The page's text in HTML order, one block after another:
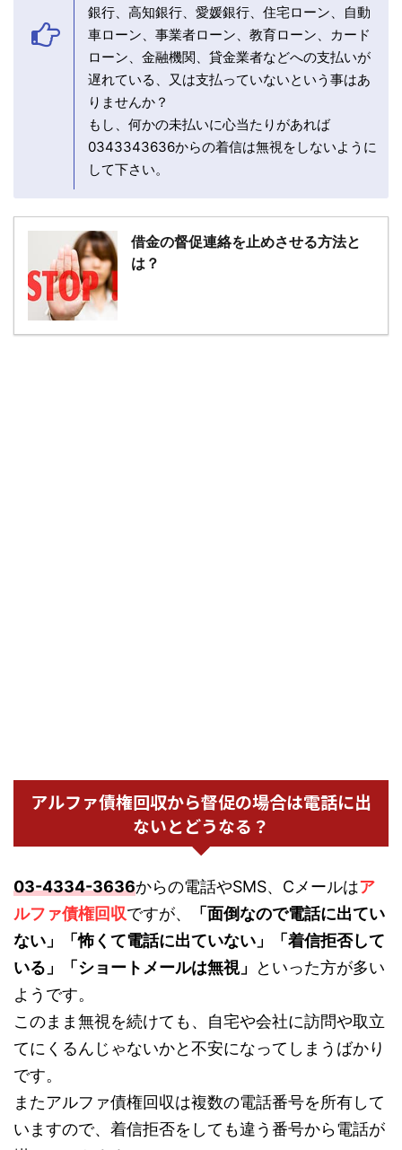
銀行、高知銀行、愛媛銀行、住宅ローン、自動
車ローン、事業者ローン、教育ローン、カード
ローン、金融機関、貸金業者などへの支払いが
遅れている、又は支払っていないという事はあ
りませんか？
もし、何かの未払いに心当たりがあれば
0343343636からの着信は無視をしないように
して下さい。
借金の督促連絡を止めさせる方法と
は？
アルファ債権回収から督促の場合は電話に出
ないとどうなる？
03-4334-3636からの電話やSMS、Cメールはア
ルファ債権回収ですが、
「面倒なので電話に出てい
ない」「怖くて電話に出ていない」「着信拒否して
いる」「ショートメールは無視」
といった方が多い
ようです。
このまま無視を続けても、自宅や会社に訪問や取立
てにくるんじゃないかと不安になってしまうばかり
です。
またアルファ債権回収は複数の電話番号を所有して
いますので、着信拒否をしても違う番号から電話が